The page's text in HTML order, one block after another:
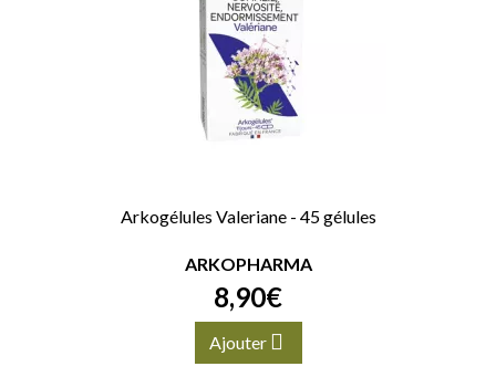
Arkogélules Valeriane - 45 gélules
ARKOPHARMA
8,90€
Ajouter